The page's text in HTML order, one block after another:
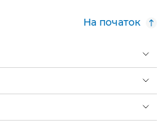
На початок